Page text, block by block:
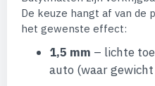
De keuze hangt af van de
het gewenste effect:
1,5 mm – lichte
auto (waar